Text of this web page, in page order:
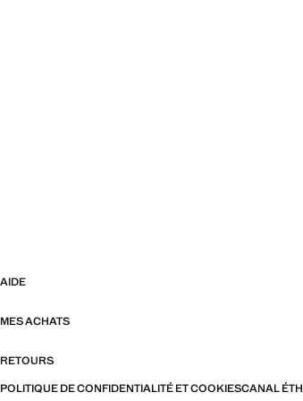
AIDE
MES ACHATS
RETOURS
POLITIQUE DE CONFIDENTIALITÉ ET COOKIESCANAL